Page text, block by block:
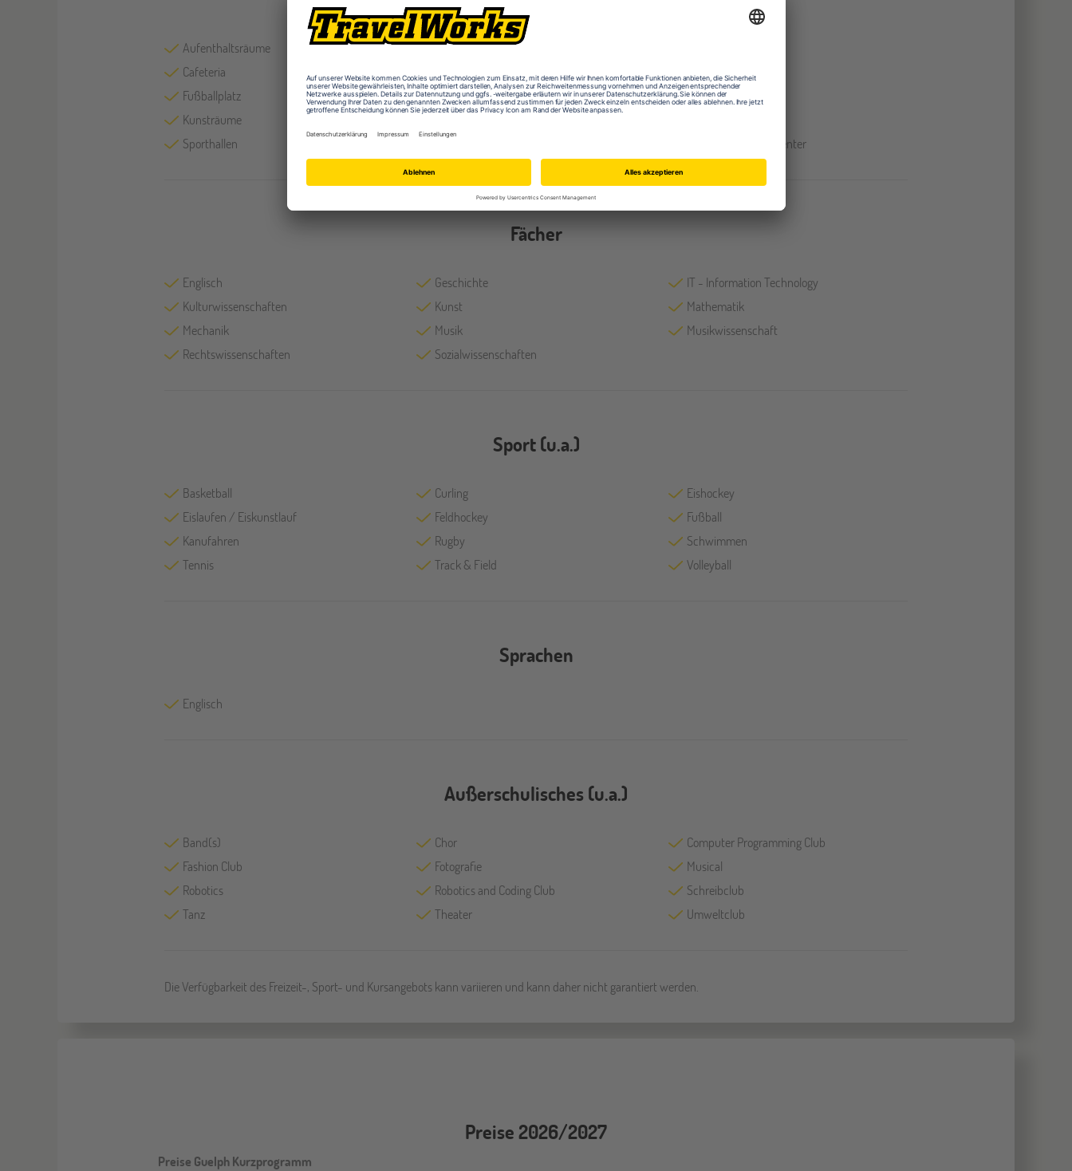
Aufenthaltsräume Aula
Cafeteria
Computerräume
Eishalle
Fußballplatz
Interaktive Whiteboards
IT-Räume
Kunsträume
Sporthallen
Sportplätze Tanz- und Theatercenter
Fächer
Englisch Geschichte
IT - Information Technology
Kulturwissenschaften
Kunst
Mathematik
Mechanik
Musik
Musikwissenschaft
Rechtswissenschaften
Sozialwissenschaften
Sport (u.a.)
Basketball Curling
Eishockey
Eislaufen / Eiskunstlauf
Feldhockey
Fußball
Kanufahren
Rugby
Schwimmen
Tennis
Track & Field Volleyball
Sprachen
Englisch
Außerschulisches (u.a.)
Band(s) Chor
Computer Programming Club
Fashion Club
Fotografie
Musical
Robotics
Robotics and Coding Club
Schreibclub
Tanz
Theater Umweltclub
Die Verfügbarkeit des Freizeit-, Sport- und Kursangebots kann variieren und kann daher nicht garantiert werden.
Preise 2026/2027
Preise Guelph Kurzprogramm